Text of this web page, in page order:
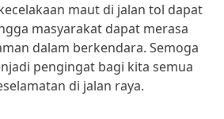
maut di jalan tol dapat
masyarakat dapat merasa
dalam berkendara. Semoga
pengingat bagi kita semua
di jalan raya.